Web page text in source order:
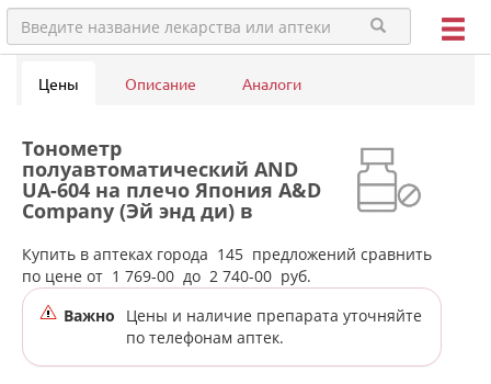
Цены Описание Аналоги
Тонометр
полуавтоматический AND
UА-604 на плечо Япония A&D
Company (Эй энд ди) в
аптеках города
Екатеринбурга
Купить в аптеках города 145 предложений сравнить
по цене от 1 769-00 до 2 740-00 руб.
Важно
Цены и наличие препарата уточняйте
по телефонам аптек.